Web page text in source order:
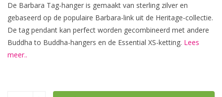
De Barbara Tag-hanger is gemaakt van sterling zilver en
gebaseerd op de populaire Barbara-link uit de Heritage-collectie.
De tag pendant kan perfect worden gecombineerd met andere
Buddha to Buddha-hangers en de Essential XS-ketting. Lees
meer..